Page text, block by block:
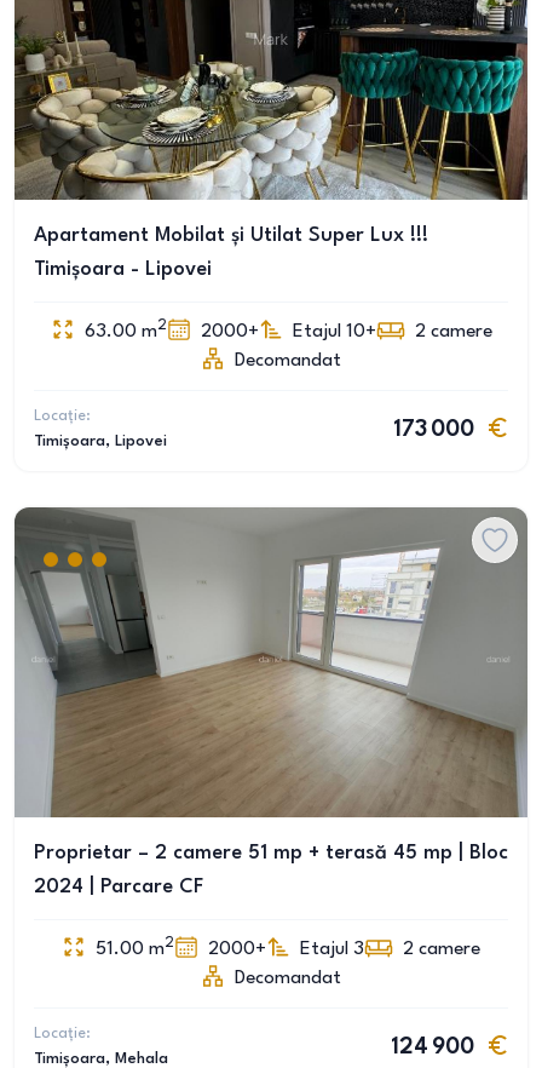
Apartament Mobilat și Utilat Super Lux !!!
Timișoara - Lipovei
63.00 m2 2000+ Etajul 10+ 2 camere
Decomandat
Locație:
Timișoara, Lipovei
173 000
Proprietar – 2 camere 51 mp + terasă 45 mp | Bloc
2024 | Parcare CF
51.00 m2 2000+ Etajul 3 2 camere
Decomandat
Locație:
Timișoara, Mehala
124 900